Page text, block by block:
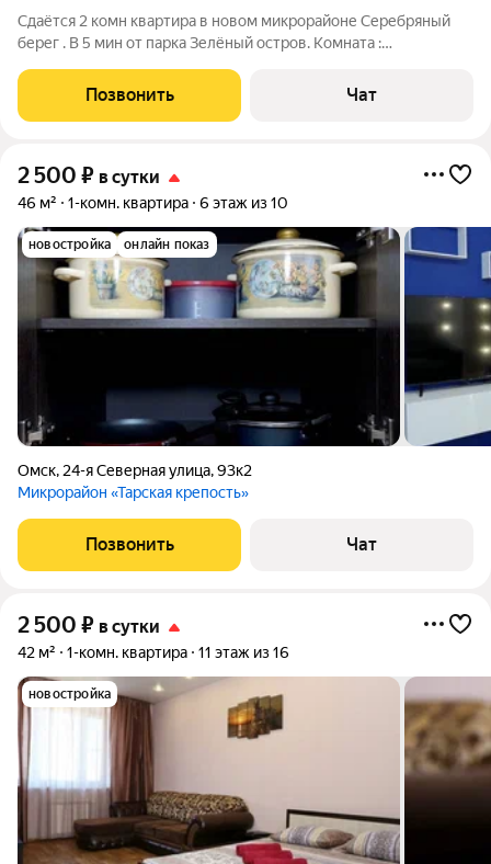
Сдаётся 2 комн квартира в новом микрорайоне Серебряный
берег . В 5 мин от парка Зелёный остров. Комната :
Кухня : микроволновка, плита, духовой шкаф, холодильник. Вид
из окна и балкона на парк
Позвонить Чат
2 500 ₽ в сутки
46 м² 1-комн. квартира 6 этаж из 10
новостройка онлайн показ
Омск, 24-я Северная улица,93к2
Микрорайон «Тарская крепость»
Позвонить Чат
2 500 ₽ в сутки
42 м² 1-комн. квартира 11 этаж из 16
новостройка